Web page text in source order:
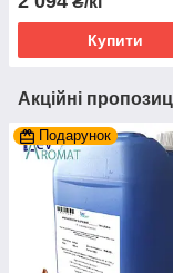
Купити
Акційні
Подарунок